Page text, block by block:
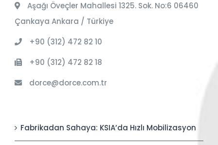
Aşağı Öveçler Mahallesi 1325. Sok. No:6 06460
Çankaya Ankara / Türkiye
+90 (312) 472 82 10
+90 (312) 472 82 18
dorce@dorce.com.tr
Fabrikadan Sahaya: KSIA’da Hızlı Mobilizasyon